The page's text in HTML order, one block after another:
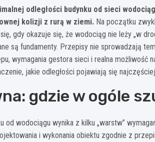
odległości budynku od sieci
kolizji z rurą w ziemi. Na początku
gdy okazuje się, że wodociąg nie leży „w
są fundamenty. Przepisy nie sprowadzają
wymagania gestora sieci i realna możliwość
jakie odległości pojawiają się
gdzie w ogóle
od wodociągu wynika z kilku „warstw”
i wykonania obiektu zgodnie z